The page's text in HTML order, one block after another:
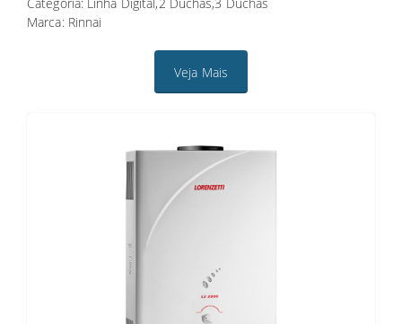
Marca: Rinnai
Veja Mais